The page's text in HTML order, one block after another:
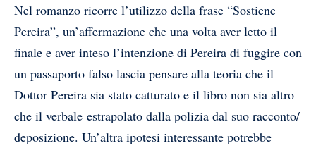
Nel romanzo ricorre l’utilizzo della frase “Sostiene
Pereira”, un’affermazione che una volta aver letto il
finale e aver inteso l’intenzione di Pereira di fuggire con
un passaporto falso lascia pensare alla teoria che il
Dottor Pereira sia stato catturato e il libro non sia altro
che il verbale estrapolato dalla polizia dal suo racconto/
deposizione. Un’altra ipotesi interessante potrebbe